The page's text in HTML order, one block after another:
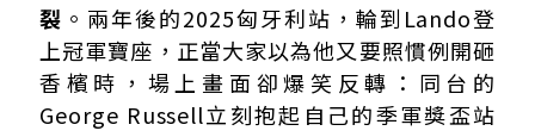
裂 。兩年後的2025匈牙利站，輪到Lando登
上冠軍寶座，正當大家以為他又要照慣例開砸
香檳時，場上畫面卻爆笑反轉：同台的
George Russell立刻抱起自己的季軍獎盃站